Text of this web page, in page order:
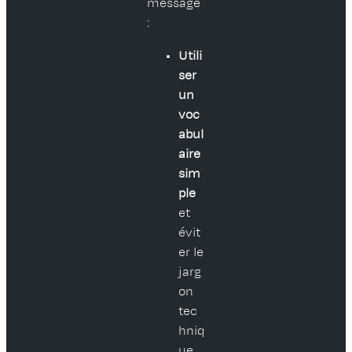
message
:
Utili
ser
un
voc
abul
aire
sim
ple
et
évit
er le
jarg
on
tec
hniq